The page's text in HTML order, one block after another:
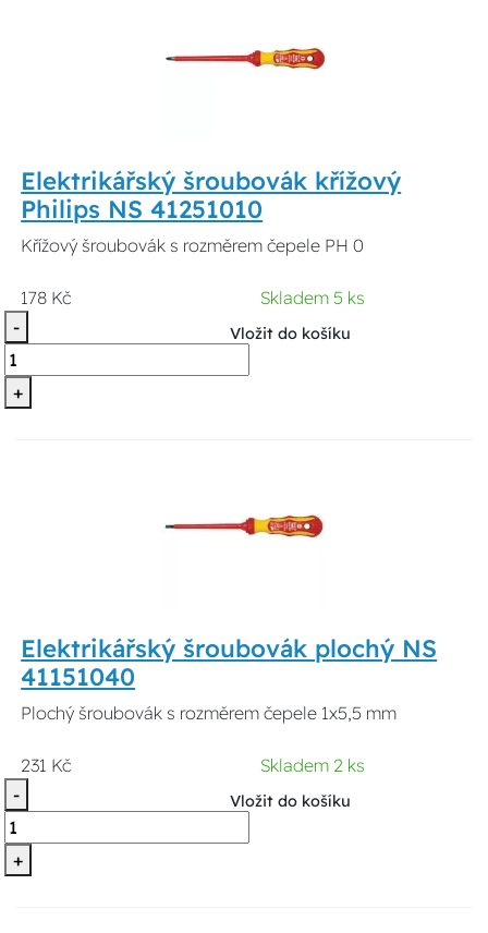
Elektrikářský šroubovák křížový
Philips NS 41251010
Křížový šroubovák s rozměrem čepele PH 0
178 Kč
Skladem 5 ks
-
+
Vložit do košíku
Elektrikářský šroubovák plochý NS
41151040
Plochý šroubovák s rozměrem čepele 1x5,5 mm
231 Kč
Skladem 2 ks
-
+
Vložit do košíku